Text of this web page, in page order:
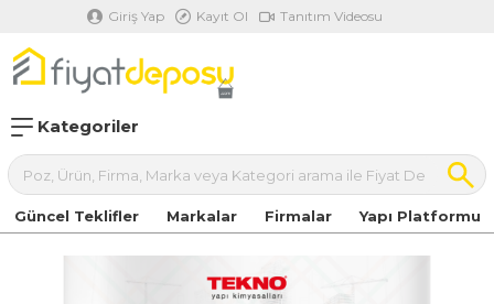
Giriş Yap Kayıt Ol Tanıtım Videosu
Kategoriler
Güncel Teklifler Markalar Firmalar Yapı Platformu